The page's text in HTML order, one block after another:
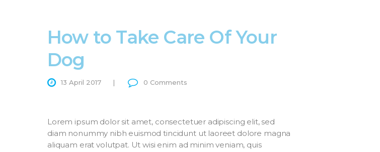
How to Take Care Of Your
Dog
13 April 2017 0 Comments
Lorem ipsum dolor sit amet, consectetuer adipiscing elit, sed
diam nonummy nibh euismod tincidunt ut laoreet dolore magna
aliquam erat volutpat. Ut wisi enim ad minim veniam, quis